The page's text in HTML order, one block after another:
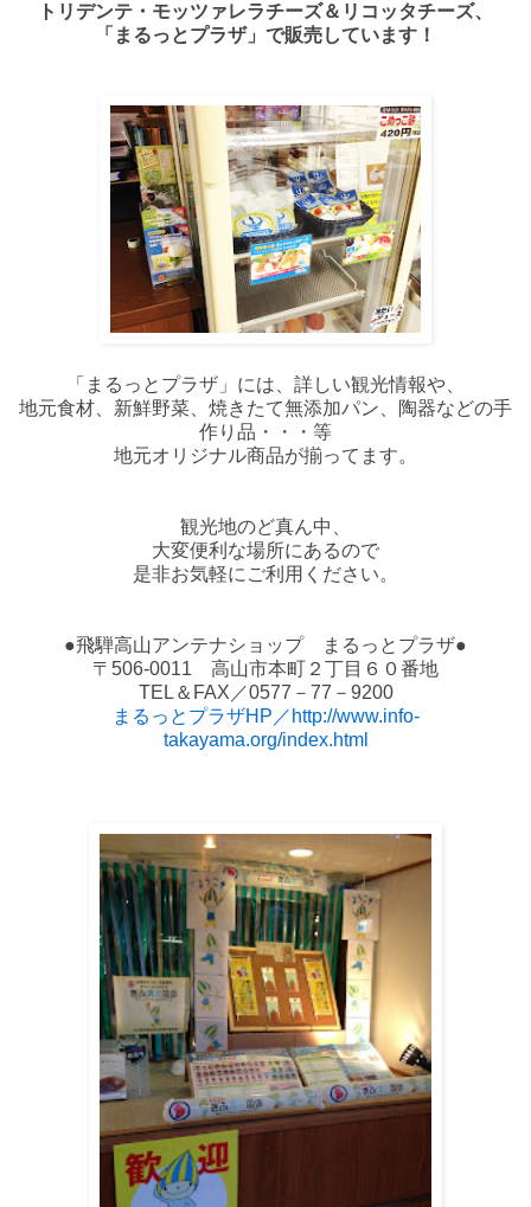
トリデンテ・モッツァレラチーズ＆リコッタチーズ、
「まるっとプラザ」で販売しています！
「まるっとプラザ」には、詳しい観光情報や、
地元食材、新鮮野菜、焼きたて無添加パン、陶器などの手
作り品・・・等
地元オリジナル商品が揃ってます。
観光地のど真ん中、
大変便利な場所にあるので
是非お気軽にご利用ください。
●飛騨高山アンテナショップ まるっとプラザ●
〒506-0011 高山市本町２丁目６０番地
TEL＆FAX／0577－77－9200
まるっとプラザHP／http://www.info-
takayama.org/index.html